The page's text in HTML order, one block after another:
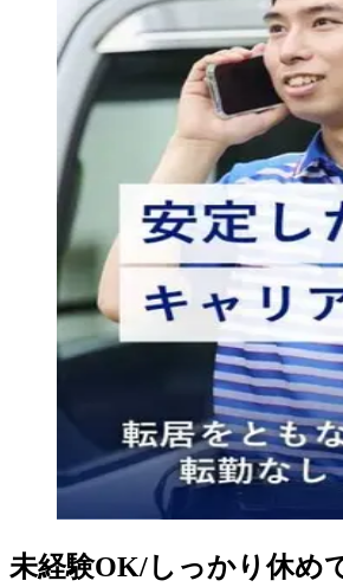
未経験OK/しっかり休め